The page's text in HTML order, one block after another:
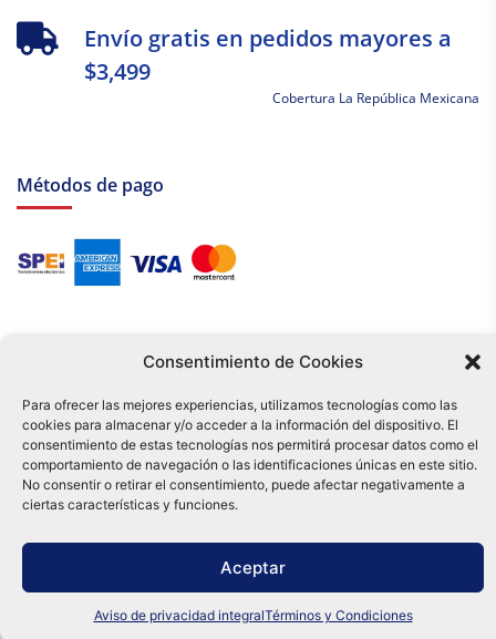
Consentimiento de Cookies
Para ofrecer las mejores experiencias, utilizamos tecnologías como las
cookies para almacenar y/o acceder a la información del dispositivo. El
consentimiento de estas tecnologías nos permitirá procesar datos como el
comportamiento de navegación o las identificaciones únicas en este sitio.
No consentir o retirar el consentimiento, puede afectar negativamente a
ciertas características y funciones.
Aceptar
Aviso de privacidad integralTérminos y Condiciones
Envío gratis en pedidos mayores a
$3,499
Cobertura La República Mexicana
Métodos de pago
Tu compra es respaldada por nuestro certificado SSL y operada bajo las
mejores prácticas de seguridad.
Distribuidora Tamex - México
e-commerce